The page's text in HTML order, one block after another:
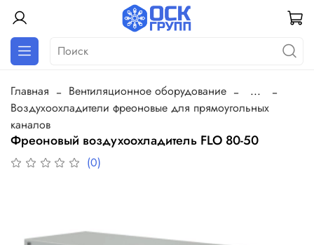
Главная Вентиляционное оборудование
...
Воздухоохладители фреоновые для прямоугольных
каналов
Фреоновый воздухоохладитель FLO 80-50
(0)